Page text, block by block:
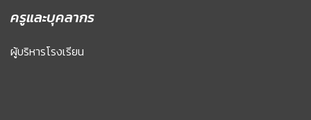
ครูและบุคลากร
ผู้บริหารโรงเรียน